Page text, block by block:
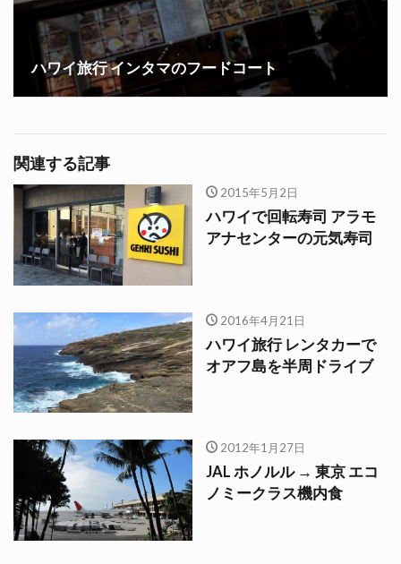
ハワイ旅行 インタマのフードコート
関連する記事
2015年5月2日
ハワイで回転寿司 アラモ
アナセンターの元気寿司
2016年4月21日
ハワイ旅行 レンタカーで
オアフ島を半周ドライブ
2012年1月27日
JAL ホノルル → 東京 エコ
ノミークラス機内食